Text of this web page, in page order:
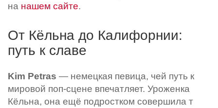
на нашем сайте.
От Кёльна до Калифорнии:
путь к славе
Kim Petras — немецкая певица, чей путь к
мировой поп-сцене впечатляет. Уроженка
Кёльна, она ещё подростком совершила т